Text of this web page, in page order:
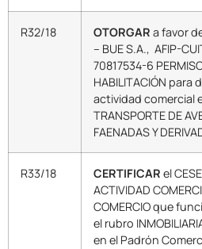
R32/18 OTORGAR a favor
– BUE S.A., AFIP-
70817534-6
HABILITACIÓN para
actividad comercial
TRANSPORTE DE
FAENADAS Y
R33/18 CERTIFICAR el
ACTIVIDAD
COMERCIO que
el rubro
en el Padrón